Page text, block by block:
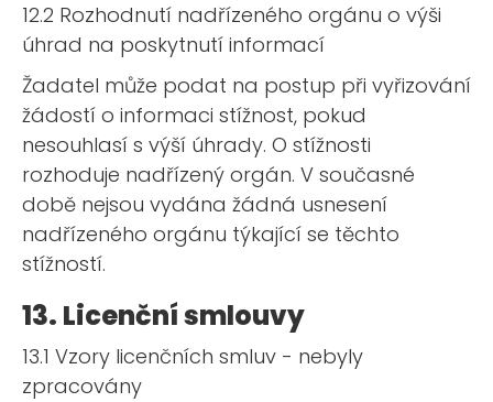
12.2 Rozhodnutí nadřízeného orgánu o výši
úhrad na poskytnutí informací
Žadatel může podat na postup při vyřizování
žádostí o informaci stížnost, pokud
nesouhlasí s výší úhrady. O stížnosti
rozhoduje nadřízený orgán. V současné
době nejsou vydána žádná usnesení
nadřízeného orgánu týkající se těchto
stížností.
13. Licenční smlouvy
13.1 Vzory licenčních smluv - nebyly
zpracovány